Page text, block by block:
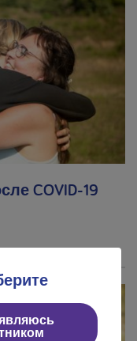
COVID-19